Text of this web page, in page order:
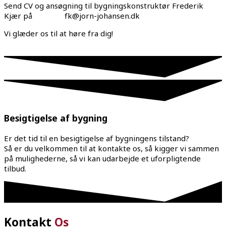
Send CV og ansøgning til bygningskonstruktør Frederik
Kjær på fk@jorn-johansen.dk
Vi glæder os til at høre fra dig!
Besigtigelse af bygning
Er det tid til en besigtigelse af bygningens tilstand?
Så er du velkommen til at kontakte os, så kigger vi sammen
på mulighederne, så vi kan udarbejde et uforpligtende
tilbud.
Kontakt Os